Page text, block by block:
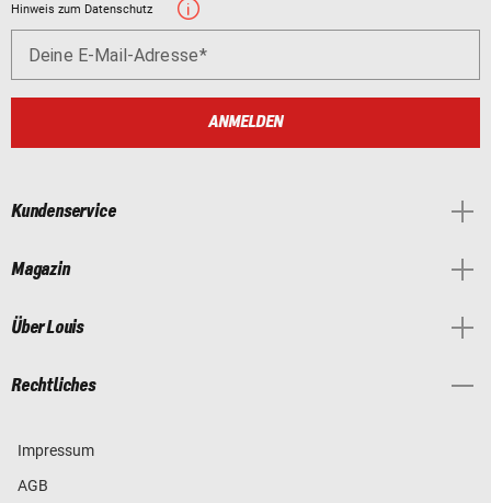
Hinweis zum Datenschutz
Deine E-Mail-Adresse
ANMELDEN
Kundenservice
Magazin
Über Louis
Rechtliches
Impressum
AGB